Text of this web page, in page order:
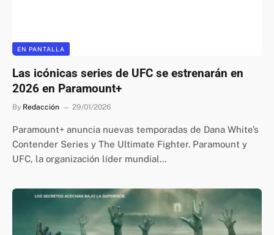
EN PANTALLA
Las icónicas series de UFC se estrenarán en
2026 en Paramount+
By Redacción 29/01/2026
Paramount+ anuncia nuevas temporadas de Dana White’s
Contender Series y The Ultimate Fighter. Paramount y
UFC, la organización líder mundial…